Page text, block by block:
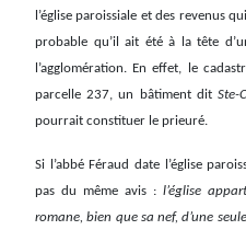
l’église paroissiale et des revenus
probable qu’il ait été à la tête
l’agglomération. En effet, le
parcelle 237, un bâtiment ditSte-
pourrait constituer le prieuré.
Si l’abbé Féraud date l’église
pas du même avis : l’église
romane, bien que sa nef, d’une